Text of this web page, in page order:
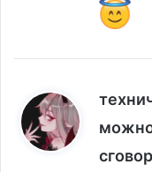
можно